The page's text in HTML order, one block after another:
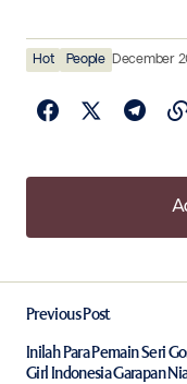
Hot People December
Required fields
Previous Post
Inilah Para Pemain Seri
Girl Indonesia Garapan